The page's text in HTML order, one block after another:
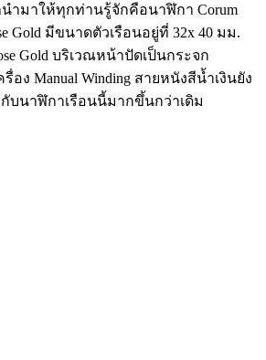
นำมาให้ทุกท่านรู้จักคือนาฬิกา Corum
Gold มีขนาดตัวเรือนอยู่ที่ 32x 40 มม.
Gold บริเวณหน้าปัดเป็นกระจก
อง Manual Winding สายหนังสีน้ำเงินยัง
บนาฬิกาเรือนนี้มากขึ้นกว่าเดิม